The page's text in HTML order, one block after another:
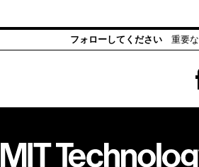
フォローしてください 重要